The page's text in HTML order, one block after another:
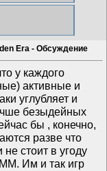
Era - Обсуждение
у каждого
активные и
углубляет и
безыдейных
бы , конечно,
разве что
стоит в угоду
Им и так игр